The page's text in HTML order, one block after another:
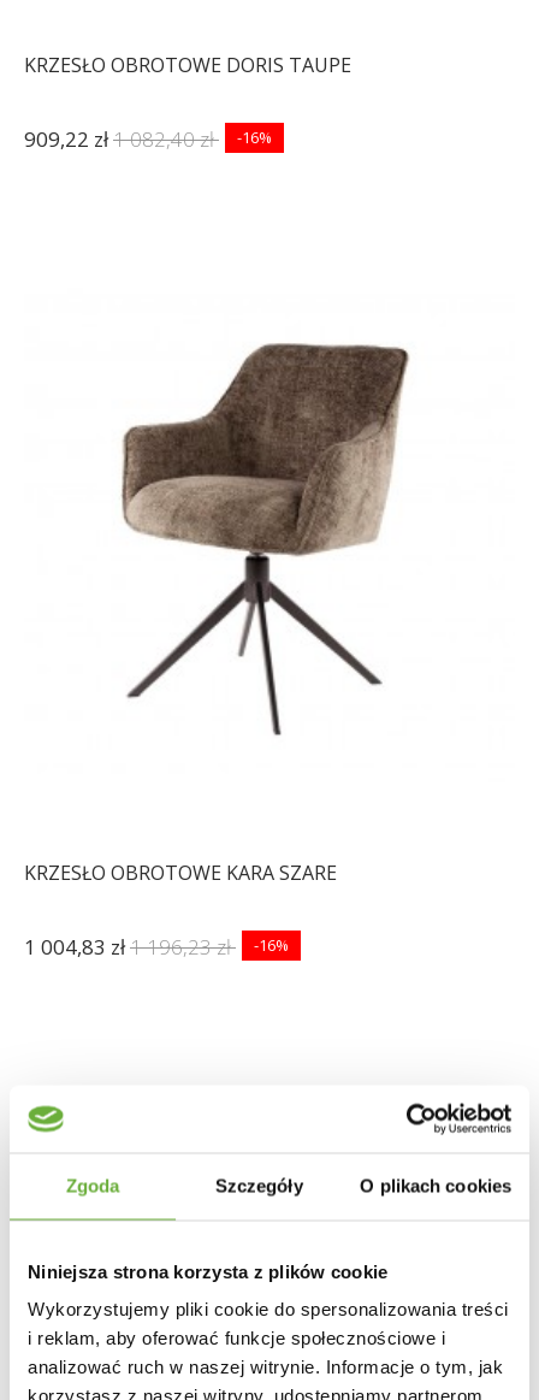
Zgoda Szczegóły O plikach cookies
Niniejsza strona korzysta z plików cookie
Wykorzystujemy pliki cookie do spersonalizowania treści
i reklam, aby oferować funkcje społecznościowe i
analizować ruch w naszej witrynie. Informacje o tym, jak
korzystasz z naszej witryny, udostępniamy partnerom
KRZESŁO OBROTOWE DORIS TAUPE
909,22 zł1 082,40 zł -16%
KRZESŁO OBROTOWE KARA SZARE
1 004,83 zł1 196,23 zł -16%